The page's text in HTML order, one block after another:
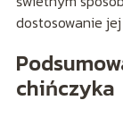
dostosowanie
chińczyka